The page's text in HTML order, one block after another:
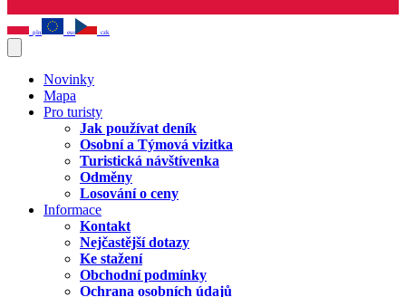
pln eur czk
Novinky
Mapa
Pro turisty
Jak používat deník
Osobní a Týmová vizitka
Turistická návštívenka
Odměny
Losování o ceny
Informace
Kontakt
Nejčastější dotazy
Ke stažení
Obchodní podmínky
Ochrana osobních údajů